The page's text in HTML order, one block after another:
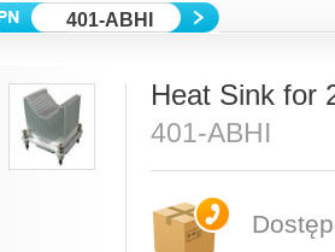
401-ABHI
Heat Sink for
401-ABHI